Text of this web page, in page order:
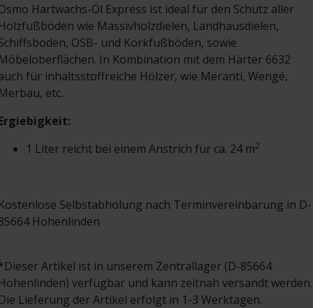
Hartwachs-Öl Express ist ideal für den Schutz aller
wie Massivholzdielen, Landhausdielen,
OSB- und Korkfußböden, sowie
In Kombination mit dem Härter 6632
für inhaltsstoffreiche Hölzer, wie Meranti, Wengé,
etc..
1 Liter reicht bei einem Anstrich für ca. 24 m2
Selbstabholung nach Terminvereinbarung in D-
Hohenlinden
Artikel ist in unserem Zentrallager (D-85664
verfügbar und kann zeitnah versandt werden.
Lieferung der Artikel erfolgt in 1-3 Werktagen.